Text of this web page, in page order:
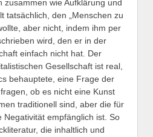
zusammen wie Aufklärung und
tatsächlich, den „Menschen zu
aber nicht, indem ihm per
wird, den er in der
einfach nicht hat. Der
Gesellschaft ist real,
behauptete, eine Frage der
ob es nicht eine Kunst
traditionell sind, aber die für
Negativität empfänglich ist. So
die inhaltlich und